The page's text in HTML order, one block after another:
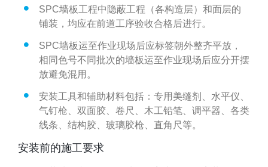
SPC墙板工程中隐蔽工程（各构造层）和面层的
铺装，均应在前道工序验收合格后进行。
SPC墙板运至作业现场后应标签朝外整齐平放，
相同色号不同批次的墙板运至作业现场后应分开摆
放避免混用。
安装工具和辅助材料包括：专用美缝剂、水平仪、
气钉枪、双面胶、卷尺、木工铅笔、调平器、各类
线条、结构胶、玻璃胶枪、直角尺等。
安装前的施工要求